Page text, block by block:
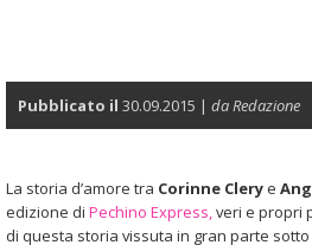
Pubblicato il 30.09.2015 | da Redazione
La storia d’amore tra Corinne Clerye
edizione di Pechino Express,veri e propri
di questa storia vissuta in gran parte